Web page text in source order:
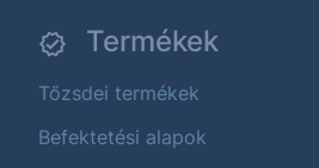
Termékek
Tőzsdei termékek
Befektetési alapok